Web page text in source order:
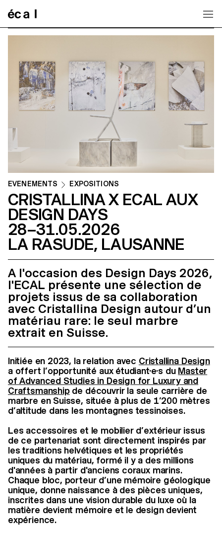
ÉVÉNEMENTS EXPOSITIONS
CRISTALLINA X ECAL AUX
DESIGN DAYS
28–31.05.2026
LA RASUDE, LAUSANNE
A l'occasion des Design Days 2026,
l'ECAL présente une sélection de
projets issus de sa collaboration
avec Cristallina Design autour d’un
matériau rare: le seul marbre
extrait en Suisse.
Initiée en 2023, la relation avec Cristallina Design
a offert l’opportunité aux étudiant·e·s du Master
of Advanced Studies in Design for Luxury and
Craftsmanshipde découvrir la seule carrière de
marbre en Suisse, située à plus de 1’200 mètres
d’altitude dans les montagnes tessinoises.
Les accessoires et le mobilier d’extérieur issus
de ce partenariat sont directement inspirés par
les traditions helvétiques et les propriétés
uniques du matériau, formé il y a des millions
d'années à partir d'anciens coraux marins.
Chaque bloc, porteur d’une mémoire géologique
unique, donne naissance à des pièces uniques,
inscrites dans une vision durable du luxe où la
matière devient mémoire et le design devient
expérience.